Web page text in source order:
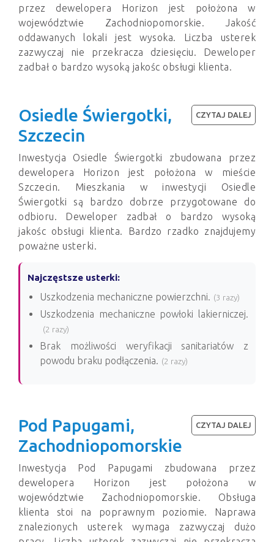
przez dewelopera Horizon jest położona w
województwie Zachodniopomorskie. Jakość
oddawanych lokali jest wysoka. Liczba usterek
zazwyczaj nie przekracza dziesięciu. Deweloper
zadbał o bardzo wysoką jakośc obsługi klienta.
Osiedle Świergotki,
Szczecin
Inwestycja Osiedle Świergotki zbudowana przez
dewelopera Horizon jest położona w mieście
Szczecin. Mieszkania w inwestycji Osiedle
Świergotki są bardzo dobrze przygotowane do
odbioru. Deweloper zadbał o bardzo wysoką
jakośc obsługi klienta. Bardzo rzadko znajdujemy
poważne usterki.
Najczęstsze usterki:
Uszkodzenia mechaniczne powierzchni. (3 razy)
Uszkodzenia mechaniczne powłoki lakierniczej.
(2 razy)
Brak możliwości weryfikacji sanitariatów z
powodu braku podłączenia. (2 razy)
CZYTAJ DALEJ
Pod Papugami,
Zachodniopomorskie
Inwestycja Pod Papugami zbudowana przez
dewelopera Horizon jest położona w
województwie Zachodniopomorskie. Obsługa
klienta stoi na poprawnym poziomie. Naprawa
znalezionych usterek wymaga zazwyczaj dużo
CZYTAJ DALEJ